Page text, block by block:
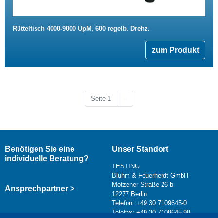
Rütteltisch 4000-9000 UpM, 600 regelb. Drehz.
zum Produkt
Seite 1
Benötigen Sie eine
individuelle Beratung?
Ansprechpartner >
Unser Standort
TESTING
Bluhm & Feuerherdt GmbH
Motzener Straße 26 b
12277 Berlin
Telefon: +49 30 7109645-0
Telefax: +49 30 7109645-98